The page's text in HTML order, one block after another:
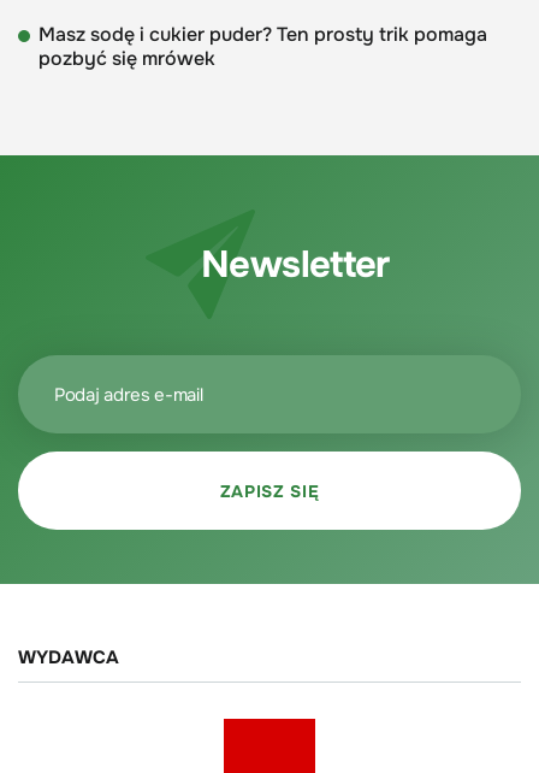
Masz sodę i cukier puder? Ten prosty trik pomaga
pozbyć się mrówek
Newsletter
WYDAWCA